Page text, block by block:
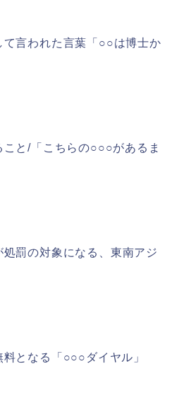
言われた言葉「○○は博士か
と/「こちらの○○○があるま
罰の対象になる、東南アジ
となる「○○○ダイヤル」